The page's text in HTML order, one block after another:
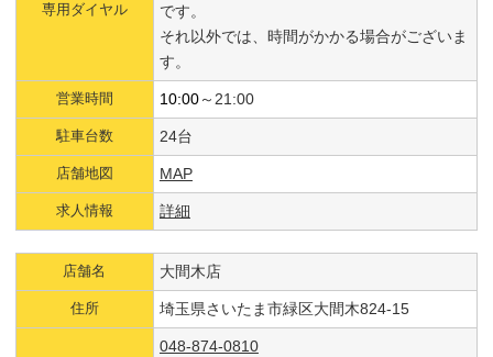
専用ダイヤル
です。
それ以外では、時間がかかる場合がございま
す。
営業時間 10:00～21:00
駐車台数 24台
店舗地図 MAP
求人情報 詳細
店舗名 大間木店
住所 埼玉県さいたま市緑区大間木824-15
048-874-0810